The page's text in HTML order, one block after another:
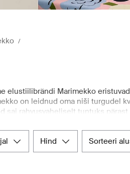
elustiilibrändi Marimekko
on leidnud oma niši turgudel
sai rahvusvaheliselt tuntuks
Lennufirmaga Finnair tehtud
otsid Marimekko naisteriideid,
moele pühendunud brändid,
hind sorteeri